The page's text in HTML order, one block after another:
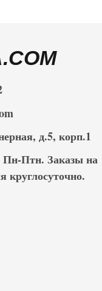
д.5, корп.1
Птн. Заказы на
круглосуточно.